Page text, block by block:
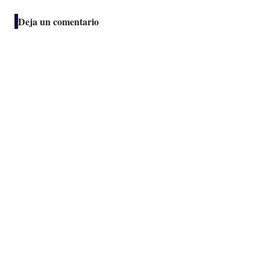
Deja un comentario